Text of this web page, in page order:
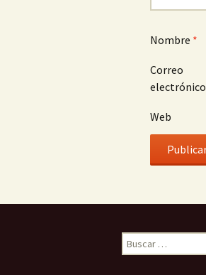
Nombre *
Correo
electrónico
Web
Buscar: